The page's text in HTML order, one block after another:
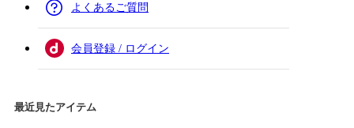
よくあるご質問
会員登録 / ログイン
最近見たアイテム